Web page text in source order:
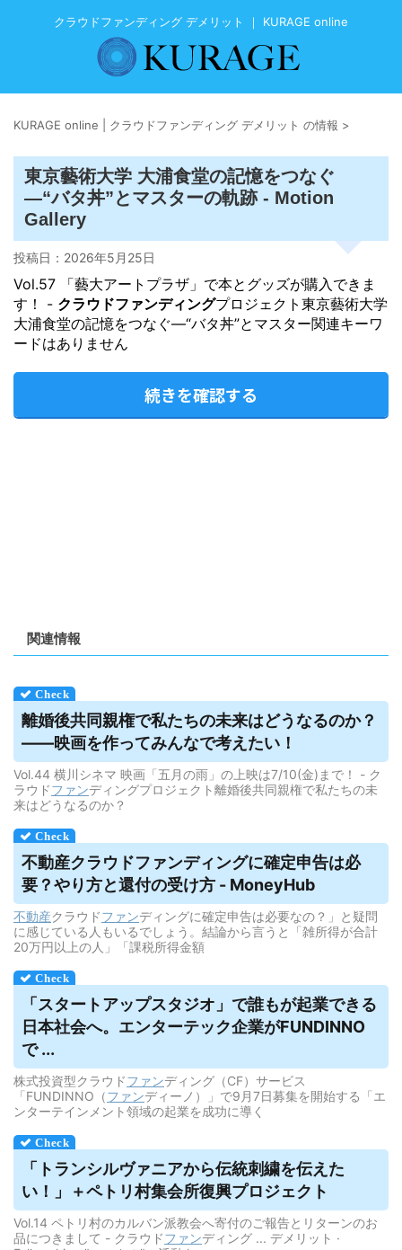
クラウドファンディング デメリット ｜ KURAGE online
KURAGE online | クラウドファンディング デメリット の情報 >
東京藝術大学 大浦食堂の記憶をつなぐ
―“バタ丼”とマスターの軌跡 - Motion
Gallery
投稿日： 2026年5月25日
Vol.57 「藝大アートプラザ」で本とグッズが購入できま
す！ - クラウドファンディングプロジェクト東京藝術大学
大浦食堂の記憶をつなぐ―“バタ丼”とマスター関連キーワ
ードはありません
続きを確認する
関連情報
離婚後共同親権で私たちの未来はどうなるのか？
——映画を作ってみんなで考えたい！
Vol.44 横川シネマ 映画「五月の雨」の上映は7/10(金)まで！ - ク
ラウドファンディングプロジェクト離婚後共同親権で私たちの未
来はどうなるのか？
不動産クラウドファンディングに確定申告は必
要？やり方と還付の受け方 - MoneyHub
不動産クラウドファンディングに確定申告は必要なの？」と疑問
に感じている人もいるでしょう。結論から言うと「雑所得が合計
20万円以上の人」「課税所得金額
「スタートアップスタジオ」で誰もが起業できる
日本社会へ。エンターテック企業がFUNDINNO
で ...
株式投資型クラウドファンディング（CF）サービス
「FUNDINNO（ファンディーノ）」で9月7日募集を開始する「エ
ンターテインメント領域の起業を成功に導く
「トランシルヴァニアから伝統刺繍を伝えた
い！」＋ペトリ村集会所復興プロジェクト
Vol.14 ペトリ村のカルバン派教会へ寄付のご報告とリターンのお
品につきまして - クラウドファンディング ... デメリット ·